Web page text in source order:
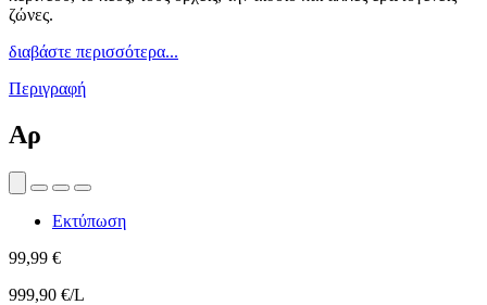
ζώνες.
διαβάστε περισσότερα...
Περιγραφή
Αρ
Εκτύπωση
99,99 €
999,90 €/L